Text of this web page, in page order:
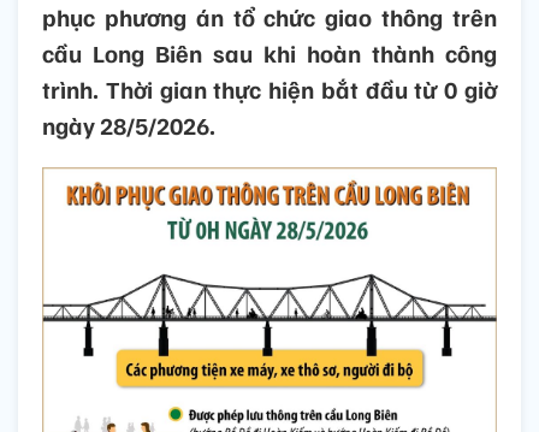
phục phương án tổ chức giao thông trên
cầu Long Biên sau khi hoàn thành công
trình. Thời gian thực hiện bắt đầu từ 0 giờ
ngày 28/5/2026.